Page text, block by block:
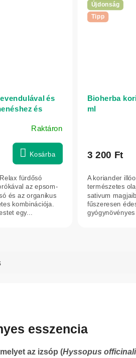
és
és
Raktáron
Kosárba
fürdősó
az epsom-
és az organikus
kombinációja.
egy...
Újdonság
Tipp
Bioherba
ml
3 200 Ft
A koriander
természetes
sativum
fűszeresen
esszencia
az izsóp (Hyssopus